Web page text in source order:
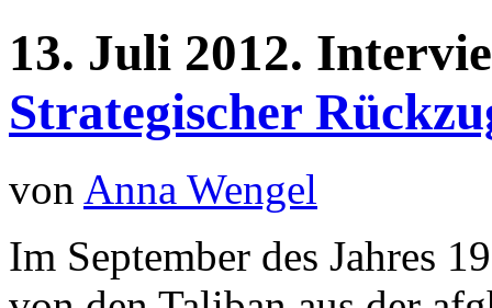
13. Juli 2012.
Strategischer
von Anna Wengel
Im September des Jahres